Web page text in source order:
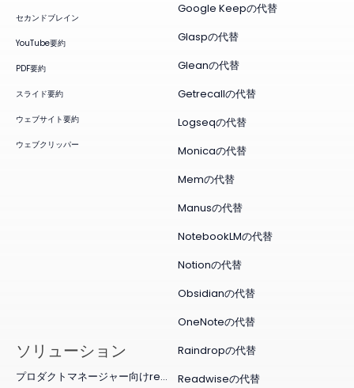
セカンドブレイン
YouTube要約
PDF要約
スライド要約
ウェブサイト要約
ウェブクリッパー
Google Keepの代替
Glaspの代替
Gleanの代替
Getrecallの代替
Logseqの代替
Monicaの代替
Memの代替
Manusの代替
NotebookLMの代替
Notionの代替
Obsidianの代替
OneNoteの代替
Raindropの代替
Readwiseの代替
ソリューション
プロダクトマネージャー向けremio